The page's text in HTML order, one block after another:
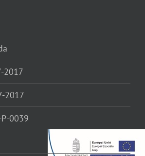
2017
2017
P-0039